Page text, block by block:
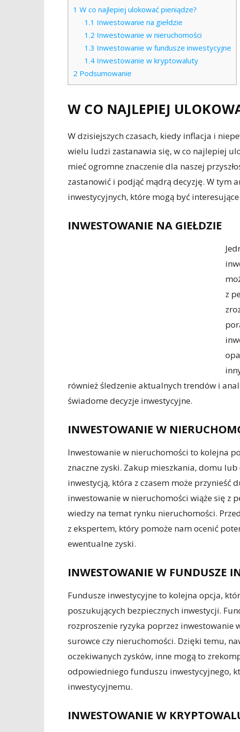
1 W co najlepiej ulokować pieniądze?
1.1 Inwestowanie na giełdzie
1.2 Inwestowanie w nieruchomości
1.3 Inwestowanie w fundusze inwestycyjne
1.4Inwestowanie w kryptowaluty
2 Podsumowanie
W CO NAJLEPIEJ
W dzisiejszych czasach, kiedy inflacja i
wielu ludzi zastanawia się, w co najlepiej
mieć ogromne znaczenie dla naszej
zastanowić i podjąć mądrą decyzję. W tym
inwestycyjnych, które mogą być
INWESTOWANIE NA GIEŁDZIE
z
również śledzenie aktualnych trendów i
świadome decyzje inwestycyjne.
INWESTOWANIE W
Inwestowanie w nieruchomości to kolejna
znaczne zyski. Zakup mieszkania, domu
inwestycją, która z czasem może przynieść
inwestowanie w nieruchomości wiąże się z
wiedzy na temat rynku nieruchomości.
z ekspertem, który pomoże nam ocenić
ewentualne zyski.
INWESTOWANIE W FUNDUSZE
Fundusze inwestycyjne to kolejna opcja,
poszukujących bezpiecznych inwestycji.
rozproszenie ryzyka poprzez inwestowanie
surowce czy nieruchomości. Dzięki temu,
oczekiwanych zysków, inne mogą to
odpowiedniego funduszu inwestycyjnego,
inwestycyjnemu.
INWESTOWANIE W